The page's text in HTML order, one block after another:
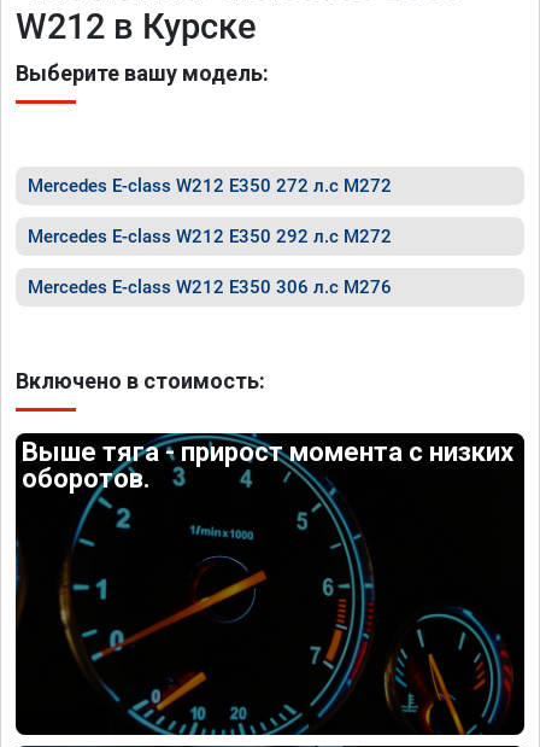
W212 в Курске
Выберите вашу модель:
Mercedes E-class W212 E350 272 л.с M272
Mercedes E-class W212 E350 292 л.с M272
Mercedes E-class W212 E350 306 л.с M276
Включено в стоимость:
Выше тяга - прирост момента с низких
оборотов.